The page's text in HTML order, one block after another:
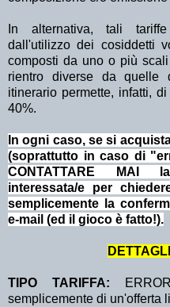
In alternativa, tali
dall'utilizzo dei cosiddetti
composti da uno o più
rientro diverse da quelle
itinerario permette, infatti,
40%.
In ogni caso, se si
(soprattutto in caso di
CONTATTARE MAI
interessata/e per
semplicemente la
e-mail (ed il gioco è fatto!).
TIPO TARIFFA:
semplicemente di un'offerta